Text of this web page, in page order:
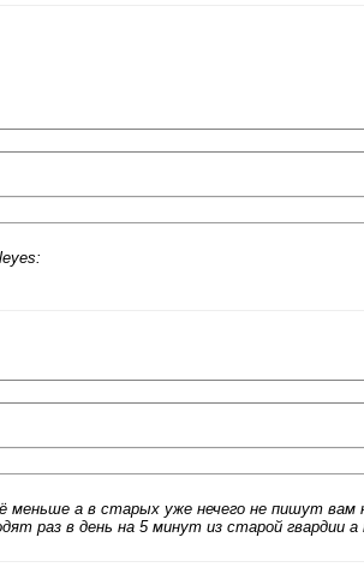
меньше а в старых уже нечего не пишут
раз в день на 5 минут из старой гвардии а